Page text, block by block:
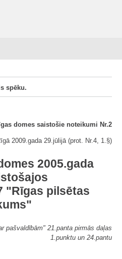
spēku.
domes saistošie noteikumi Nr.2
2009.gada 29.jūlijā (prot. Nr.4, 1.§)
2005.gada
"Rīgas pilsētas
pašvaldībām" 21.panta pirmās daļas
1.punktu un 24.pantu